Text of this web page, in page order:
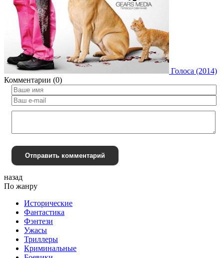
Голоса (2014)
Комментарии (0)
Отправить комментарий
назад
По жанру
Исторические
Фантастика
Фэнтези
Ужасы
Триллеры
Криминальные